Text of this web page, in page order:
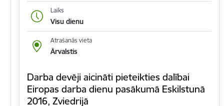
Laiks
Visu dienu
Atrašanās vieta
Ārvalstis
Darba devēji aicināti pieteikties dalībai
Eiropas darba dienu pasākumā Eskilstunā
2016, Zviedrijā